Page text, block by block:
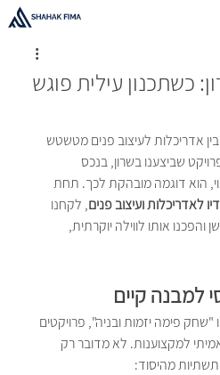
כשתכנון עילית פוגש
אדריכלות לעיצוב פנים מטשטש
שביצענו בשרון, בנכס
פני 600 מ"ר בנוי, הוא דוגמה מובהקת לכך. תחת
לאדריכלות ועיצוב פנים, לקחנו
והפכנו אותו לווילה יוקרתית,
למבנה קיים
"שחק פימה יזמות ובניה", פרויקטים
למקצוענות. לא מדובר רק
תשתיות מהיסוד: